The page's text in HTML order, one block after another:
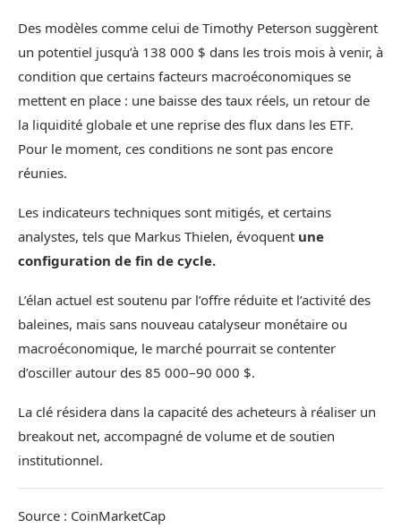
Des modèles comme celui de Timothy Peterson suggèrent
un potentiel jusqu’à 138 000 $ dans les trois mois à venir, à
condition que certains facteurs macroéconomiques se
mettent en place : une baisse des taux réels, un retour de
la liquidité globale et une reprise des flux dans les ETF.
Pour le moment, ces conditions ne sont pas encore
réunies.
Les indicateurs techniques sont mitigés, et certains
analystes, tels que Markus Thielen, évoquent une
configuration de fin de cycle.
L’élan actuel est soutenu par l’offre réduite et l’activité des
baleines, mais sans nouveau catalyseur monétaire ou
macroéconomique, le marché pourrait se contenter
d’osciller autour des 85 000–90 000 $.
La clé résidera dans la capacité des acheteurs à réaliser un
breakout net, accompagné de volume et de soutien
institutionnel.
Source : CoinMarketCap